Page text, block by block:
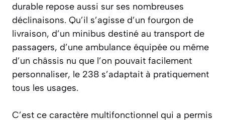
durable repose aussi sur ses nombreuses
déclinaisons. Qu’il s’agisse d’un fourgon de
livraison, d’un minibus destiné au transport de
passagers, d’une ambulance équipée ou même
d’un châssis nu que l’on pouvait facilement
personnaliser, le 238 s’adaptait à pratiquement
tous les usages.
C’est ce caractère multifonctionnel qui a permis